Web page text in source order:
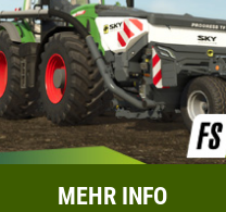
MEHR INFO